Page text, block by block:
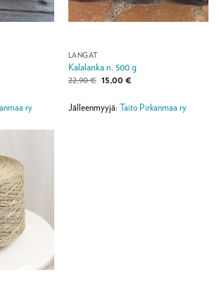
€
ry
LANGAT
Kalalanka n. 500 g
22,90€ Alkuperäinen
hinta
22,90 €.
15,00 €Nykyinen
15,00 €.
Jälleenmyyjä: Taito Pirkanmaa ry